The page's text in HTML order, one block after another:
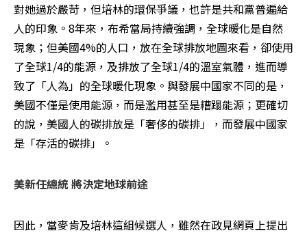
對她過於嚴苛，但培林的環保爭議，也許是共和黨普遍給
人的印象。8年來，布希當局持續強調，全球暖化是自然
現象；但美國4%的人口，放在全球排放地圖來看，卻使用
了全球1/4的能源，及排放了全球1/4的溫室氣體，進而導
致了「人為」的全球暖化現象。與發展中國家不同的是，
美國不僅是使用能源，而是濫用甚至是糟蹋能源；更確切
的說，美國人的碳排放是「奢侈的碳排」，而發展中國家
是「存活的碳排」。
美新任總統 將決定地球前途
因此，當麥肯及培林這組候選人，雖然在政見網頁上提出